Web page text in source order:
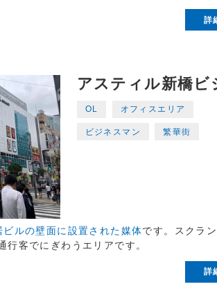
詳
アスティル新橋ビ
OL オフィスエリア
ビジネスマン 繁華街
ビルの壁面に設置された媒体です。スクラ
行客でにぎわうエリアです。
詳